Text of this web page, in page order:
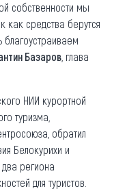
собственности мы
как средства берутся
Базаров , глава
НИИ курортной
туризма,
обратил
Белокурихи и
два региона
для туристов.